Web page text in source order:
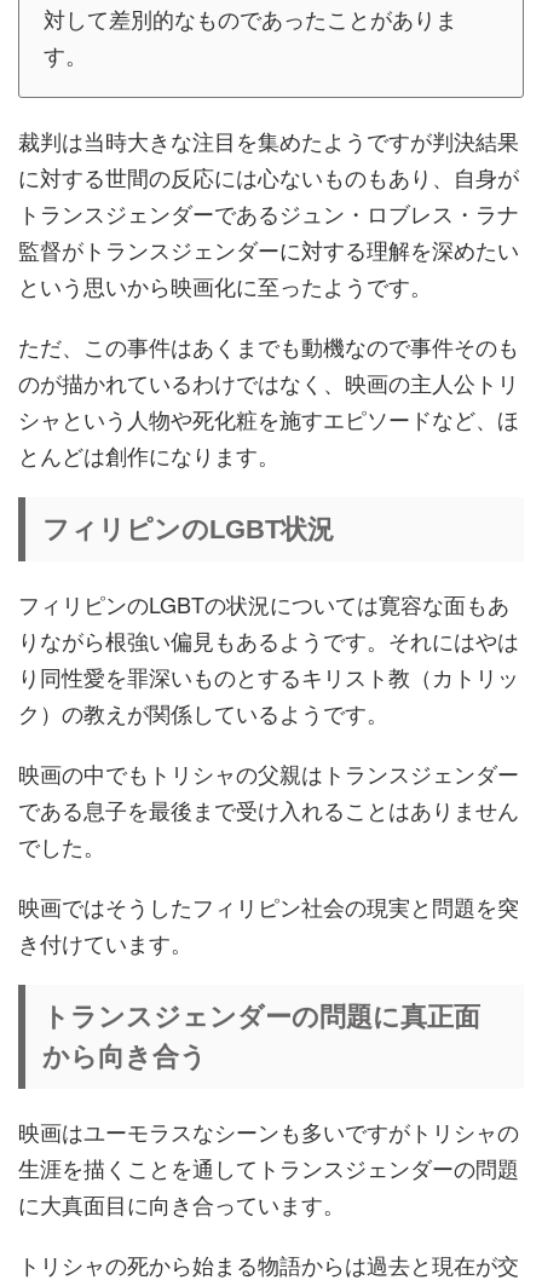
対して差別的なものであったことがありま
す。
裁判は当時大きな注目を集めたようですが判決結果
に対する世間の反応には心ないものもあり、自身が
トランスジェンダーであるジュン・ロブレス・ラナ
監督がトランスジェンダーに対する理解を深めたい
という思いから映画化に至ったようです。
ただ、この事件はあくまでも動機なので事件そのも
のが描かれているわけではなく、映画の主人公トリ
シャという人物や死化粧を施すエピソードなど、ほ
とんどは創作になります。
フィリピンのLGBT状況
フィリピンのLGBTの状況については寛容な面もあ
りながら根強い偏見もあるようです。それにはやは
り同性愛を罪深いものとするキリスト教（カトリッ
ク）の教えが関係しているようです。
映画の中でもトリシャの父親はトランスジェンダー
である息子を最後まで受け入れることはありません
でした。
映画ではそうしたフィリピン社会の現実と問題を突
き付けています。
トランスジェンダーの問題に真正面
から向き合う
映画はユーモラスなシーンも多いですがトリシャの
生涯を描くことを通してトランスジェンダーの問題
に大真面目に向き合っています。
トリシャの死から始まる物語からは過去と現在が交